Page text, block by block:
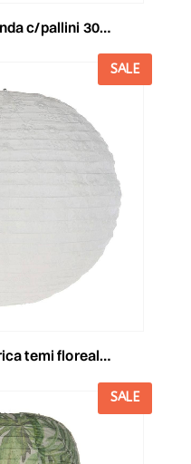
30x30x30 cm beige
SALE
cm 40 bianca
SALE